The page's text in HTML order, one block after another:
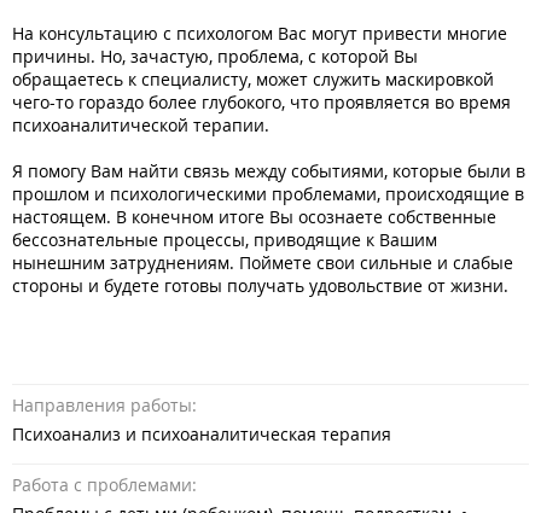
На консультацию с психологом Вас могут привести многие
причины. Но, зачастую, проблема, с которой Вы
обращаетесь к специалисту, может служить маскировкой
чего-то гораздо более глубокого, что проявляется во время
психоаналитической терапии.
Я помогу Вам найти связь между событиями, которые были в
прошлом и психологическими проблемами, происходящие в
настоящем. В конечном итоге Вы осознаете собственные
бессознательные процессы, приводящие к Вашим
нынешним затруднениям. Поймете свои сильные и слабые
стороны и будете готовы получать удовольствие от жизни.
Направления работы:
Психоанализ и психоаналитическая терапия
Работа с проблемами: